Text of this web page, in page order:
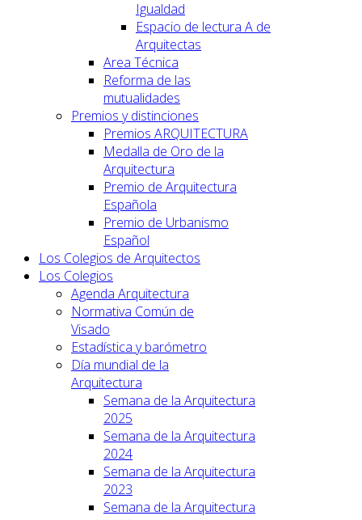
Igualdad
Espacio de lectura A de
Arquitectas
Area Técnica
Reforma de las
mutualidades
Premios y distinciones
Premios ARQUITECTURA
Medalla de Oro de la
Arquitectura
Premio de Arquitectura
Española
Premio de Urbanismo
Español
Los Colegios de Arquitectos
Los Colegios
Agenda Arquitectura
Normativa Común de
Visado
Estadística y barómetro
Día mundial de la
Arquitectura
Semana de la Arquitectura
2025
Semana de la Arquitectura
2024
Semana de la Arquitectura
2023
Semana de la Arquitectura